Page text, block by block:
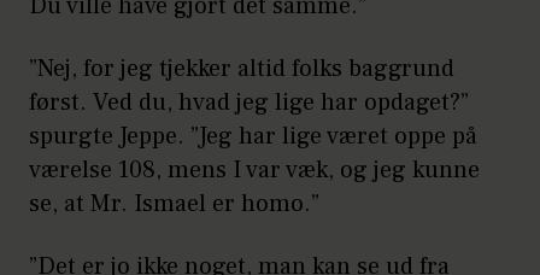
”Nej, for jeg tjekker altid folks baggrund
først. Ved du, hvad jeg lige har opdaget?”
spurgte Jeppe. ”Jeg har lige været oppe på
værelse 108, mens I var væk, og jeg kunne
se, at Mr. Ismael er homo.”
”Det er jo ikke noget, man kan se ud fra